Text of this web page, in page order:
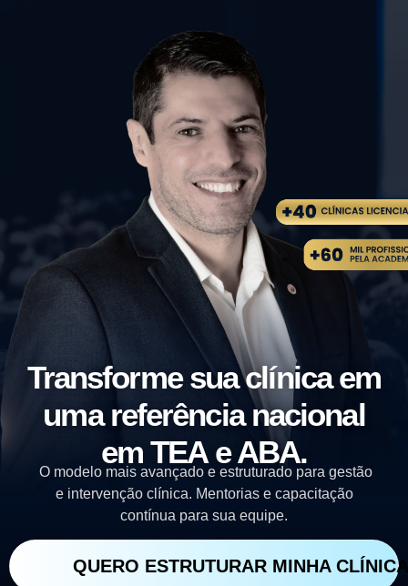
Transforme sua clínica em
uma referência nacional
em TEA e ABA.
O modelo mais avançado e estruturado para gestão
e intervenção clínica. Mentorias e capacitação
contínua para sua equipe.
QUERO ESTRUTURAR MINHA CLÍNICA